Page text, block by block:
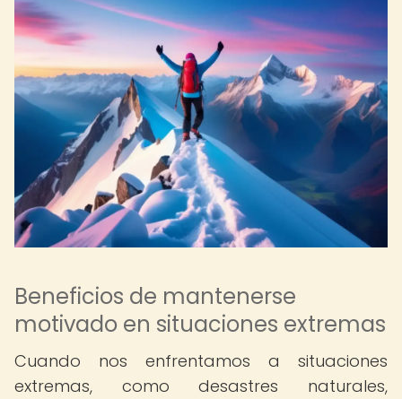
Beneficios de mantenerse
motivado en situaciones extremas
Cuando nos enfrentamos a situaciones
extremas, como desastres naturales,